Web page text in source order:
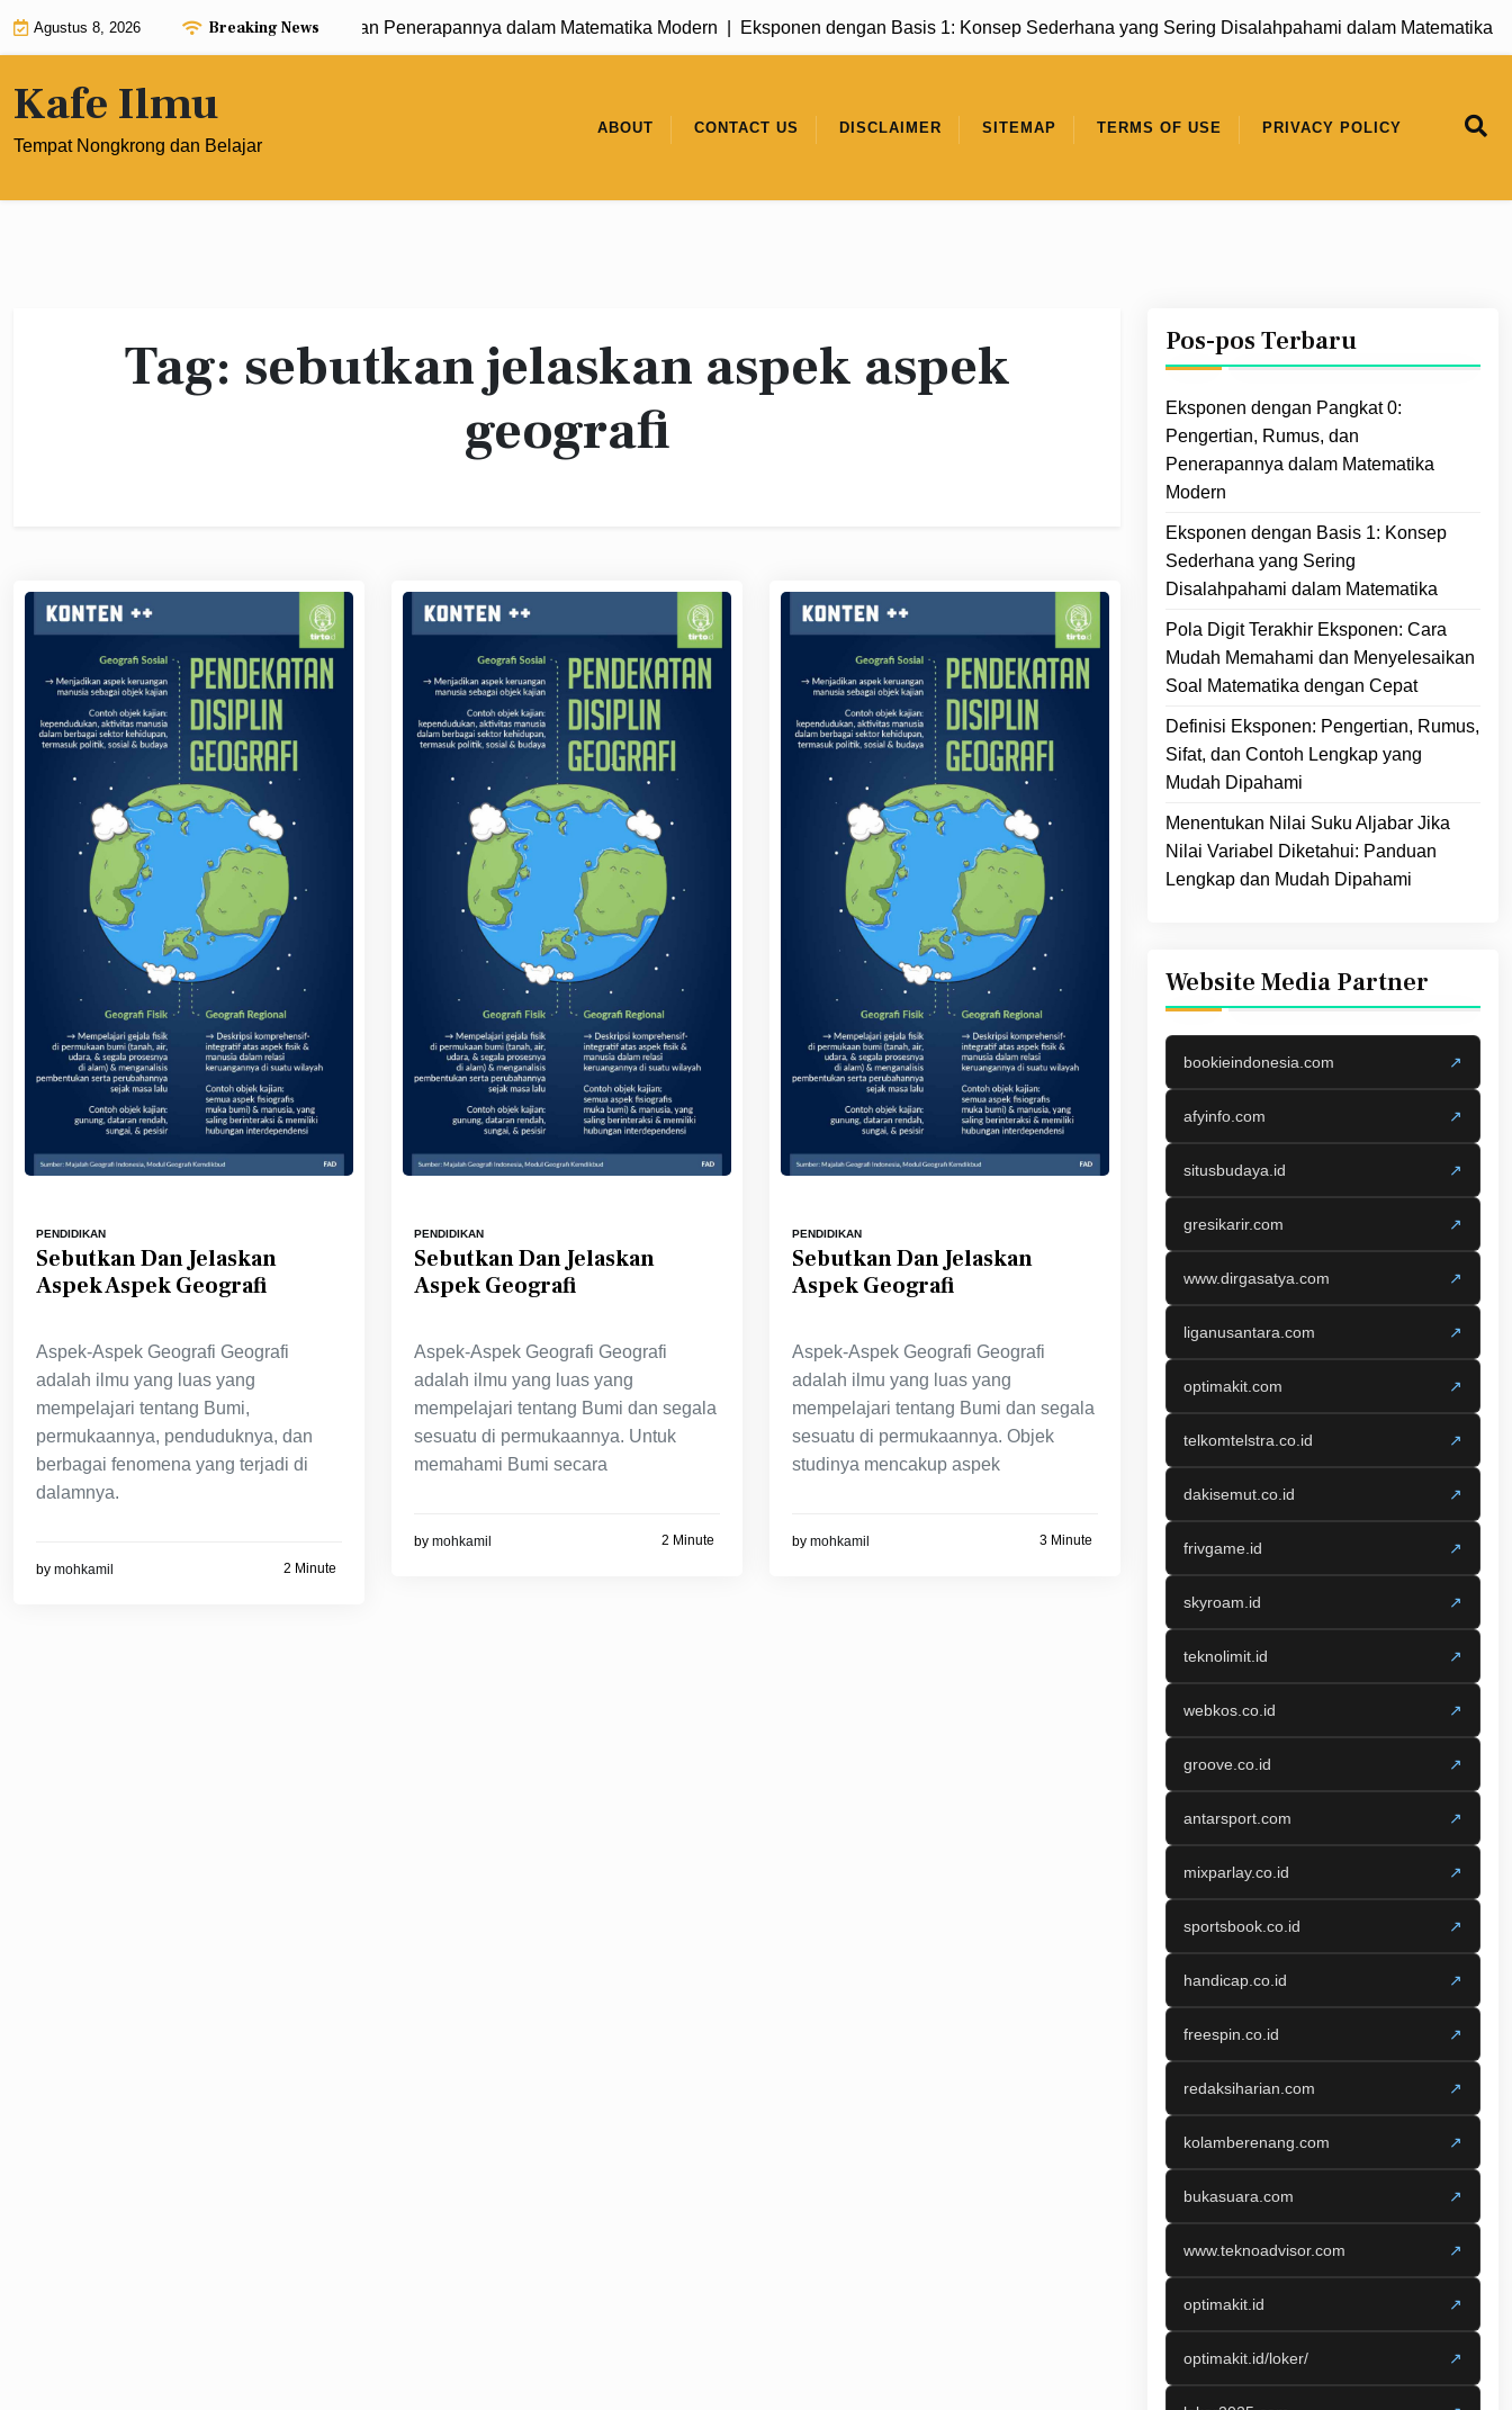
Agustus 8, 2026 Breaking News
Pangkat 0: Pengertian, Rumus, dan Penerapannya dalam Matematika Modern |Eksponen dengan Basis 1: Konsep Sederhana yang Sering Disalahpahami dalam Matematika |
Kafe Ilmu
Tempat Nongkrong dan Belajar
ABOUT CONTACT US DISCLAIMER SITEMAP TERMS OF USE PRIVACY POLICY
Tag: sebutkan jelaskan aspek aspek
geografi
PENDIDIKAN
Sebutkan Dan Jelaskan
Aspek Aspek Geografi
Aspek-Aspek Geografi Geografi
adalah ilmu yang luas yang
mempelajari tentang Bumi,
permukaannya, penduduknya, dan
berbagai fenomena yang terjadi di
dalamnya.
by mohkamil 2 Minute
PENDIDIKAN
Sebutkan Dan Jelaskan
Aspek Geografi
Aspek-Aspek Geografi Geografi
adalah ilmu yang luas yang
mempelajari tentang Bumi dan segala
sesuatu di permukaannya. Untuk
memahami Bumi secara
by mohkamil 2 Minute
PENDIDIKAN
Sebutkan Dan Jelaskan
Aspek Geografi
Aspek-Aspek Geografi Geografi
adalah ilmu yang luas yang
mempelajari tentang Bumi dan segala
sesuatu di permukaannya. Objek
studinya mencakup aspek
by mohkamil 3 Minute
Pos-pos Terbaru
Eksponen dengan Pangkat 0:
Pengertian, Rumus, dan
Penerapannya dalam Matematika
Modern
Eksponen dengan Basis 1: Konsep
Sederhana yang Sering
Disalahpahami dalam Matematika
Pola Digit Terakhir Eksponen: Cara
Mudah Memahami dan Menyelesaikan
Soal Matematika dengan Cepat
Definisi Eksponen: Pengertian, Rumus,
Sifat, dan Contoh Lengkap yang
Mudah Dipahami
Menentukan Nilai Suku Aljabar Jika
Nilai Variabel Diketahui: Panduan
Lengkap dan Mudah Dipahami
Website Media Partner
bookieindonesia.com ↗
afyinfo.com ↗
situsbudaya.id ↗
gresikarir.com ↗
www.dirgasatya.com ↗
liganusantara.com ↗
optimakit.com ↗
telkomtelstra.co.id ↗
dakisemut.co.id ↗
frivgame.id ↗
skyroam.id ↗
teknolimit.id ↗
webkos.co.id ↗
groove.co.id ↗
antarsport.com ↗
mixparlay.co.id ↗
sportsbook.co.id ↗
handicap.co.id ↗
freespin.co.id ↗
redaksiharian.com ↗
kolamberenang.com ↗
bukasuara.com ↗
www.teknoadvisor.com ↗
optimakit.id ↗
optimakit.id/loker/ ↗